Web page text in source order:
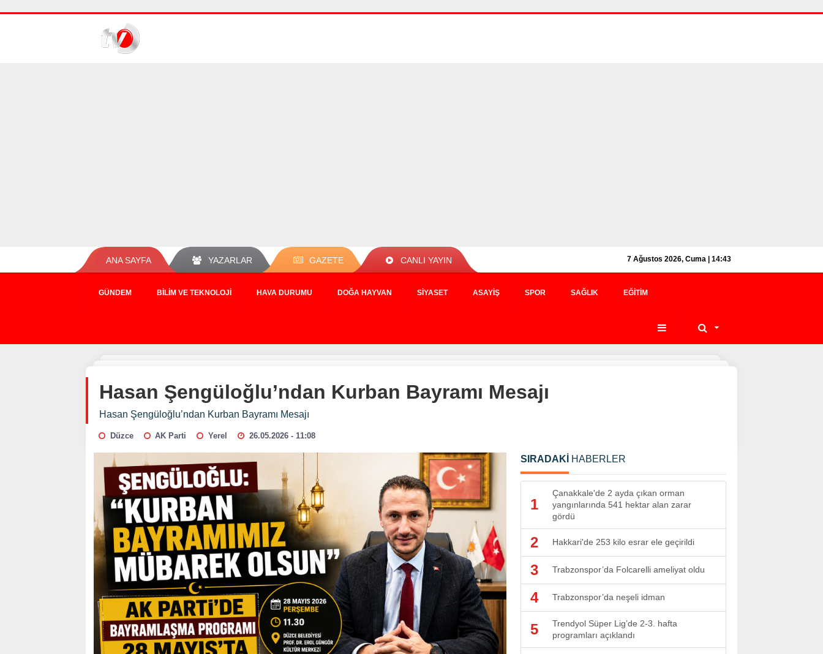
ANA SAYFA YAZARLAR GAZETE CANLI YAYIN 7 Ağustos 2026, Cuma | 14:43
GÜNDEM BILIM VE TEKNOLOJI HAVA DURUMU DOĞA HAYVAN SIYASET ASAYIŞ SPOR SAĞLIK EĞITIM
Hasan Şengüloğlu’ndan Kurban Bayramı Mesajı
Hasan Şengüloğlu’ndan Kurban Bayramı Mesajı
Düzce AK Parti Yerel 26.05.2026 - 11:08
SIRADAKİ HABERLER
1
Çanakkale'de 2 ayda çıkan orman
yangınlarında 541 hektar alan zarar
gördü
2 Hakkari'de 253 kilo esrar ele geçirildi
3 Trabzonspor’da Folcarelli ameliyat oldu
4 Trabzonspor’da neşeli idman
5
Trendyol Süper Lig’de 2-3. hafta
programları açıklandı